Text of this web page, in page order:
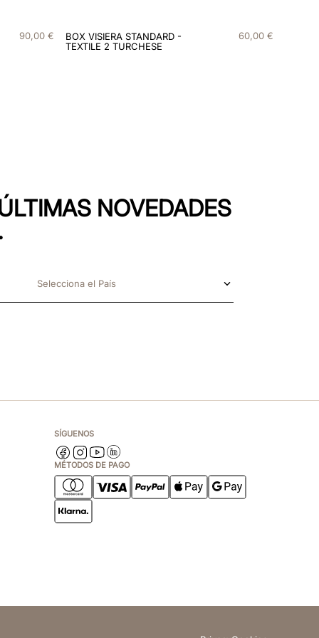
90,00 €
BOX VISIERA STANDARD -
TEXTILE 2 TURCHESE
60,00 €
NOVEDADES
Selecciona el País
SÍGUENOS
MÉTODOS DE PAGO